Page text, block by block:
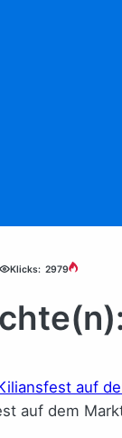
Klicks: 2979
auf dem